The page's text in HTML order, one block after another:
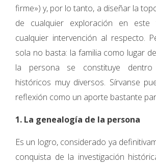
firme») y, por lo tanto, a diseñar la
de cualquier exploración en
cualquier intervención al respecto.
sola no basta: la familia como lugar
la persona se constituye
históricos muy diversos. Sírvanse
reflexión como un aporte bastante
1. La genealogía de la persona
Es un logro, considerado ya
conquista de la investigación